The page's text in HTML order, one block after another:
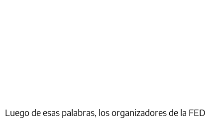
Luego de esas palabras, los organizadores de la FED